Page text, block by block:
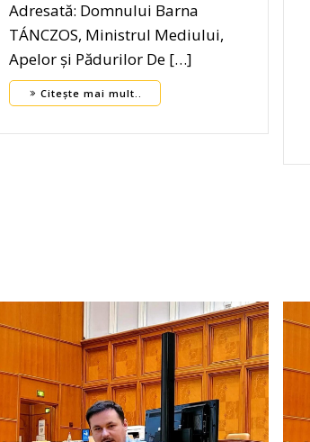
Adresată: Domnului Barna
TÁNCZOS, Ministrul Mediului,
Apelor și Pădurilor De […]
Citește mai mult..